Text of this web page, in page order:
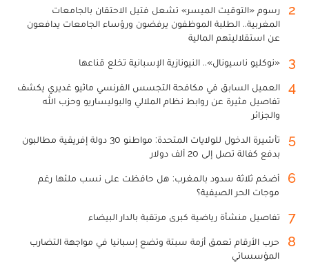
2
رسوم «التوقيت الميسر» تشعل فتيل الاحتقان بالجامعات
المغربية.. الطلبة الموظفون يرفضون ورؤساء الجامعات يدافعون
عن استقلاليتهم المالية
3 «نوكليو ناسيونال».. النيونازية الإسبانية تخلع قناعها
4
العميل السابق في مكافحة التجسس الفرنسي ماثيو غديري يكشف
تفاصيل مثيرة عن روابط نظام الملالي والبوليساريو وحزب الله
والجزائر
5
تأشيرة الدخول للولايات المتحدة: مواطنو 30 دولة إفريقية مطالبون
بدفع كفالة تصل إلى 20 ألف دولار
6
أضخم ثلاثة سدود بالمغرب: هل حافظت على نسب ملئها رغم
موجات الحر الصيفية؟
7 تفاصيل منشأة رياضية كبرى مرتقبة بالدار البيضاء
8
حرب الأرقام تعمق أزمة سبتة وتضع إسبانيا في مواجهة التضارب
المؤسساتي